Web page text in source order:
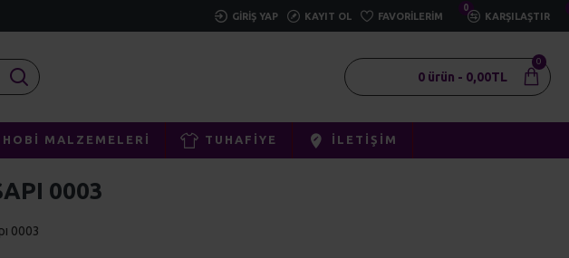
GIRIŞ YAP KAYIT OL FAVORILERIM
0
KARŞILAŞTIR
0 ürün - 0,00TL
0
HOBI MALZEMELERI TUHAFIYE İLETIŞIM
0003
0003